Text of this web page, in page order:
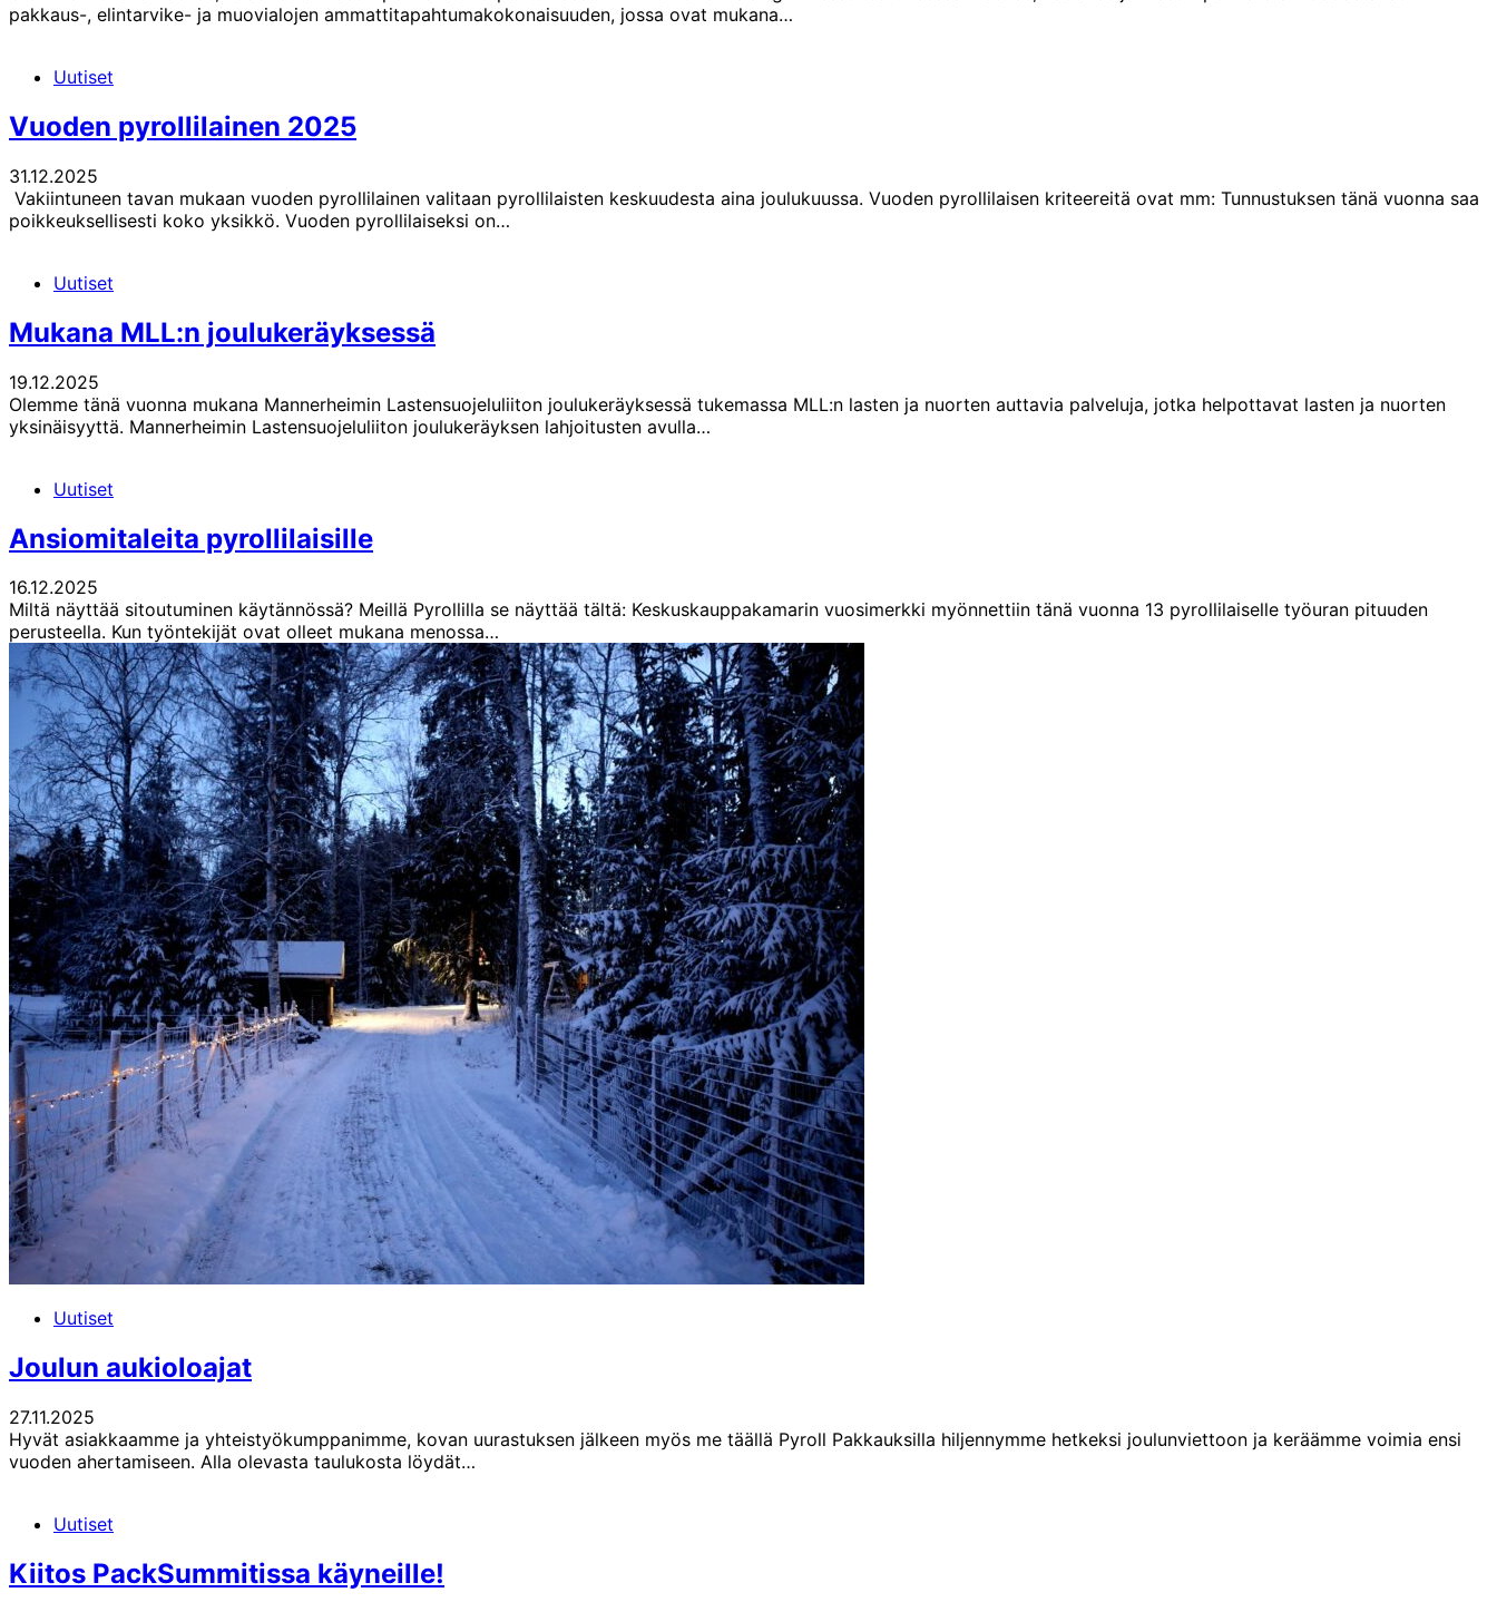
pakkaus-, elintarvike- ja muovialojen ammattitapahtumakokonaisuuden, jossa ovat mukana…
Uutiset
Vuoden pyrollilainen 2025
31.12.2025
Vakiintuneen tavan mukaan vuoden pyrollilainen valitaan pyrollilaisten keskuudesta aina joulukuussa. Vuoden pyrollilaisen kriteereitä ovat mm: Tunnustuksen tänä vuonna saa
poikkeuksellisesti koko yksikkö. Vuoden pyrollilaiseksi on…
Uutiset
Mukana MLL:n joulukeräyksessä
19.12.2025
Olemme tänä vuonna mukana Mannerheimin Lastensuojeluliiton joulukeräyksessä tukemassa MLL:n lasten ja nuorten auttavia palveluja, jotka helpottavat lasten ja nuorten
yksinäisyyttä. Mannerheimin Lastensuojeluliiton joulukeräyksen lahjoitusten avulla…
Uutiset
Ansiomitaleita pyrollilaisille
16.12.2025
Miltä näyttää sitoutuminen käytännössä? Meillä Pyrollilla se näyttää tältä: Keskuskauppakamarin vuosimerkki myönnettiin tänä vuonna 13 pyrollilaiselle työuran pituuden
perusteella. Kun työntekijät ovat olleet mukana menossa…
Uutiset
Joulun aukioloajat
27.11.2025
Hyvät asiakkaamme ja yhteistyökumppanimme, kovan uurastuksen jälkeen myös me täällä Pyroll Pakkauksilla hiljennymme hetkeksi joulunviettoon ja keräämme voimia ensi
vuoden ahertamiseen. Alla olevasta taulukosta löydät…
Uutiset
Kiitos PackSummitissa käyneille!